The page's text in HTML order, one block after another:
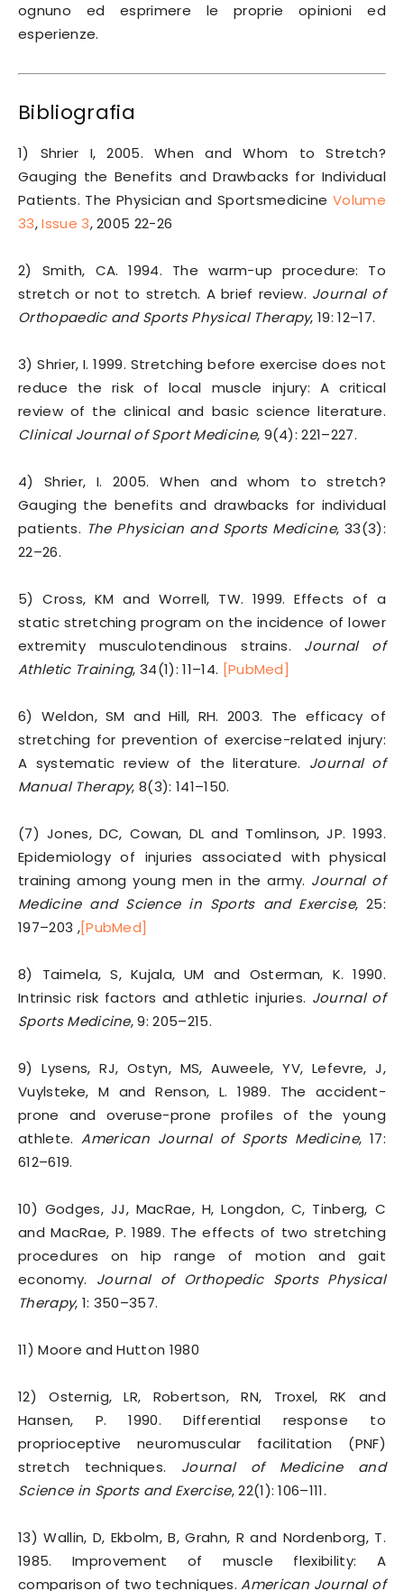
ognuno ed esprimere le proprie opinioni ed
esperienze.
Bibliografia
1) Shrier I, 2005. When and Whom to Stretch?
Gauging the Benefits and Drawbacks for Individual
Patients. The Physician and SportsmedicineVolume
33,Issue 3, 2005 22-26
2) Smith, CA. 1994. The warm-up procedure: To
stretch or not to stretch. A brief review. Journal of
Orthopaedic and Sports Physical Therapy, 19: 12–17.
3) Shrier, I. 1999. Stretching before exercise does not
reduce the risk of local muscle injury: A critical
review of the clinical and basic science literature.
Clinical Journal of Sport Medicine, 9(4): 221–227.
4) Shrier, I. 2005. When and whom to stretch?
Gauging the benefits and drawbacks for individual
patients. The Physician and Sports Medicine, 33(3):
22–26.
5) Cross, KM and Worrell, TW. 1999. Effects of a
static stretching program on the incidence of lower
extremity musculotendinous strains. Journal of
Athletic Training, 34(1): 11–14. [PubMed]
6) Weldon, SM and Hill, RH. 2003. The efficacy of
stretching for prevention of exercise-related injury:
A systematic review of the literature. Journal of
Manual Therapy, 8(3): 141–150.
(7) Jones, DC, Cowan, DL and Tomlinson, JP. 1993.
Epidemiology of injuries associated with physical
training among young men in the army. Journal of
Medicine and Science in Sports and Exercise, 25:
197–203 ,[PubMed]
8) Taimela, S, Kujala, UM and Osterman, K. 1990.
Intrinsic risk factors and athletic injuries. Journal of
Sports Medicine, 9: 205–215.
9) Lysens, RJ, Ostyn, MS, Auweele, YV, Lefevre, J,
Vuylsteke, M and Renson, L. 1989. The accident-
prone and overuse-prone profiles of the young
athlete.American Journal of Sports Medicine, 17:
612–619.
10) Godges, JJ, MacRae, H, Longdon, C, Tinberg, C
and MacRae, P. 1989. The effects of two stretching
procedures on hip range of motion and gait
economy. Journal of Orthopedic Sports Physical
Therapy, 1: 350–357.
11) Moore and Hutton 1980
12) Osternig, LR, Robertson, RN, Troxel, RK and
Hansen, P. 1990. Differential response to
proprioceptive neuromuscular facilitation (PNF)
stretch techniques. Journal of Medicine and
Science in Sports and Exercise, 22(1): 106–111.
13) Wallin, D, Ekbolm, B, Grahn, R and Nordenborg, T.
1985. Improvement of muscle flexibility: A
comparison of two techniques.American Journal of